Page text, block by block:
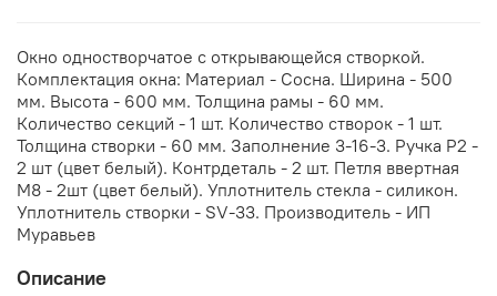
Окно одностворчатое с открывающейся створкой.
Комплектация окна: Материал - Сосна. Ширина - 500
мм. Высота - 600 мм. Толщина рамы - 60 мм.
Количество секций - 1 шт. Количество створок - 1 шт.
Толщина створки - 60 мм. Заполнение 3-16-3. Ручка Р2 -
2 шт (цвет белый). Контрдеталь - 2 шт. Петля ввертная
М8 - 2шт (цвет белый). Уплотнитель стекла - силикон.
Уплотнитель створки - SV-33. Производитель - ИП
Муравьев
Описание